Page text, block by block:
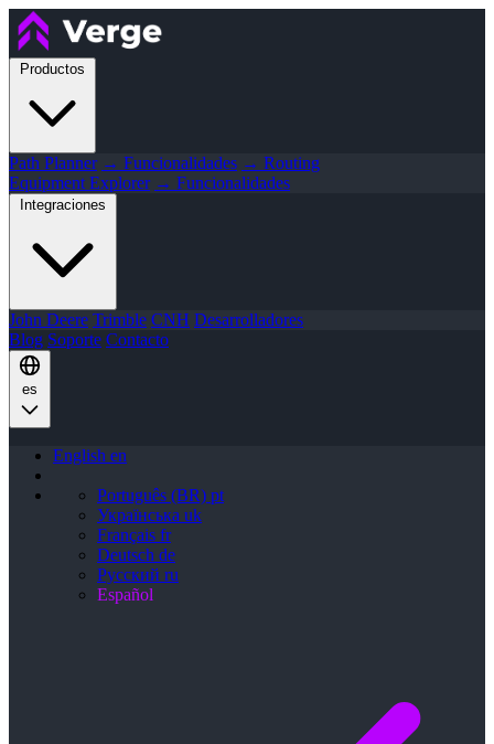
Productos
Path Planner → Funcionalidades → Routing
Equipment Explorer → Funcionalidades
Integraciones
John Deere Trimble CNH Desarrolladores
Blog Soporte Contacto
es
English en
Português (BR) pt
Українська uk
Français fr
Deutsch de
Русский ru
Español